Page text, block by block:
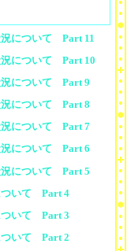
況について Part 11
況について Part 10
況について Part 9
況について Part 8
況について Part 7
況について Part 6
況について Part 5
ついて Part 4
ついて Part 3
ついて Part 2